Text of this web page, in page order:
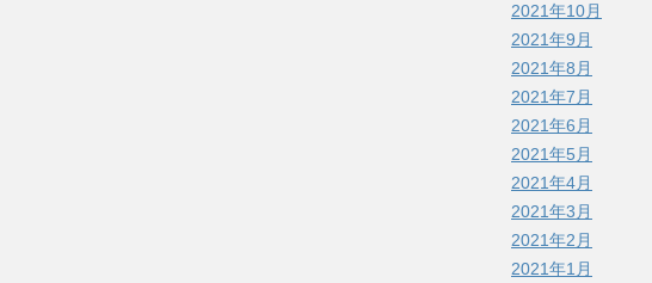
2021年10月
2021年9月
2021年8月
2021年7月
2021年6月
2021年5月
2021年4月
2021年3月
2021年2月
2021年1月